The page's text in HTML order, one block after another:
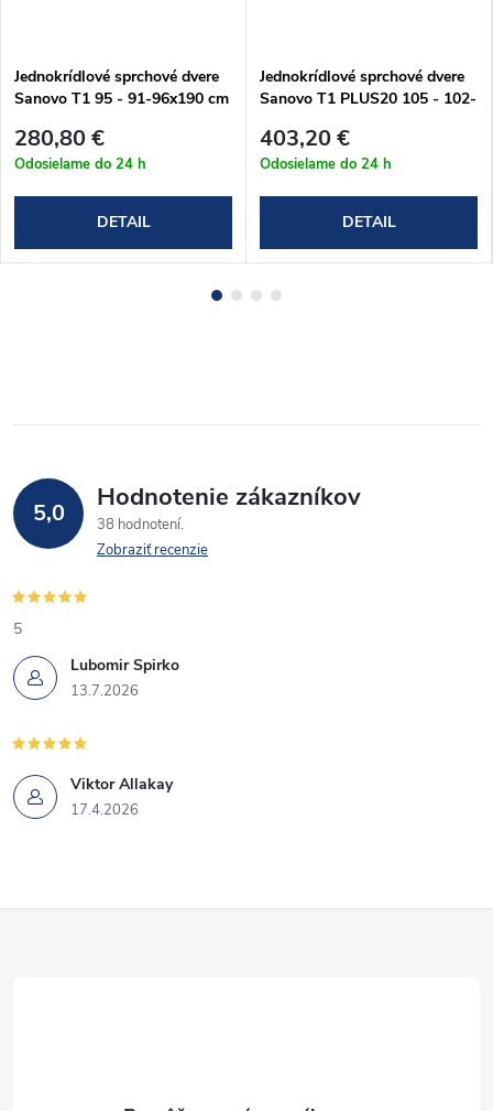
Jednokrídlové sprchové dvere
Sanovo T1 95 - 91-96x190 cm
280,80 €
Odosielame do 24 h
DETAIL
Jednokrídlové sprchové dvere
Sanovo T1 PLUS20 105 - 102-
403,20 €
Odosielame do 24 h
DETAIL
5,0 Hodnotenie zákazníkov
38 hodnotení
Zobraziť recenzie
Lubomir Spirko
13.7.2026
5
Viktor Allakay
17.4.2026